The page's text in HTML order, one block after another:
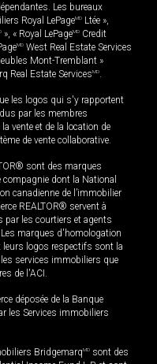
Les bureaux
Royal LePageMD Ltée »,
», « Royal LePageMD Credit
MD West Real Estate Services
Mont-Tremblant »
Real Estate ServicesMD.
les logos qui s'y rapportent
par les membres
vente et de la location de
de vente collaborative.
sont des marques
compagnie dont la National
canadienne de l’immobilier
REALTOR® servent à
les courtiers et agents
marques d'homologation
logos respectifs sont la
services immobiliers que
de l'ACI.
déposée de la Banque
les Services immobiliers
BridgemarqMD sont des